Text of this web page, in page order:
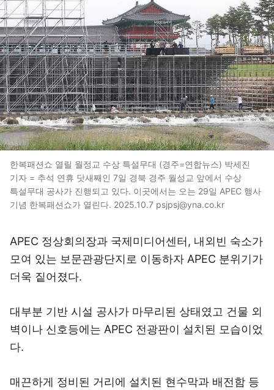
한복패션쇼 열릴 월정교 수상 특설무대 (경주=연합뉴스) 박세진
기자 = 추석 연휴 닷새째인 7일 경북 경주 월성교 앞에서 수상
특설무대 공사가 진행되고 있다. 이곳에서는 오는 29일 APEC 행사
기념 한복패션쇼가 열린다. 2025.10.7 psjpsj@yna.co.kr
APEC 정상회의장과 국제미디어센터, 내외빈 숙소가
모여 있는 보문관광단지로 이동하자 APEC 분위기가
더욱 짙어졌다.
대부분 기반 시설 공사가 마무리된 상태였고 건물 외
벽이나 신호등에는 APEC 전광판이 설치된 모습이었
다.
매끈하게 정비된 거리에 설치된 현수막과 배전함 등